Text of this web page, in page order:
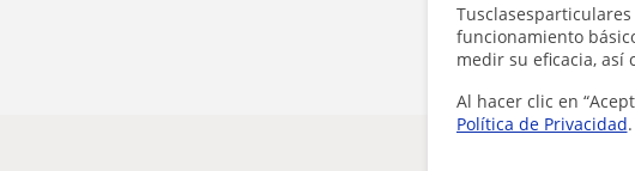
funcionamiento
medir su eficacia, así
Al hacer clic en
Política de Privacidad.